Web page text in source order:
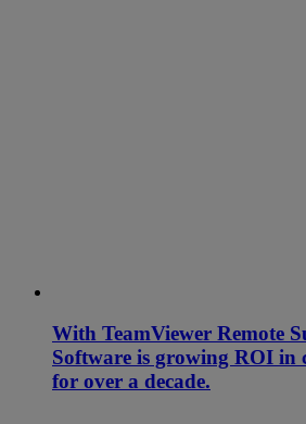
With TeamViewer Remote
Software is growing ROI in
for over a decade.